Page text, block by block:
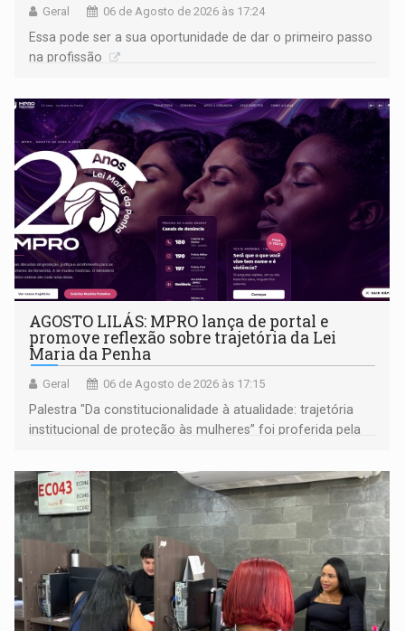
Geral 06 de Agosto de 2026 às 17:24
Essa pode ser a sua oportunidade de dar o primeiro passo
na profissão
AGOSTO LILÁS: MPRO lança de portal e
promove reflexão sobre trajetória da Lei
Maria da Penha
Geral 06 de Agosto de 2026 às 17:15
Palestra "Da constitucionalidade à atualidade: trajetória
institucional de proteção às mulheres” foi proferida pela
Goiás